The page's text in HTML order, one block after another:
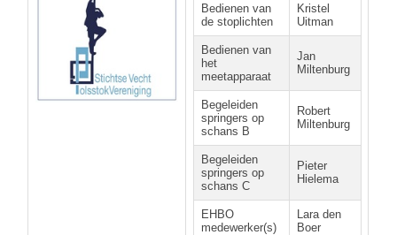
Bedienen van
de stoplichten
Kristel
Uitman
Bedienen van
het
meetapparaat
Jan
Miltenburg
Begeleiden
springers op
schans B
Robert
Miltenburg
Begeleiden
springers op
schans C
Pieter
Hielema
EHBO
medewerker(s)
Lara den
Boer